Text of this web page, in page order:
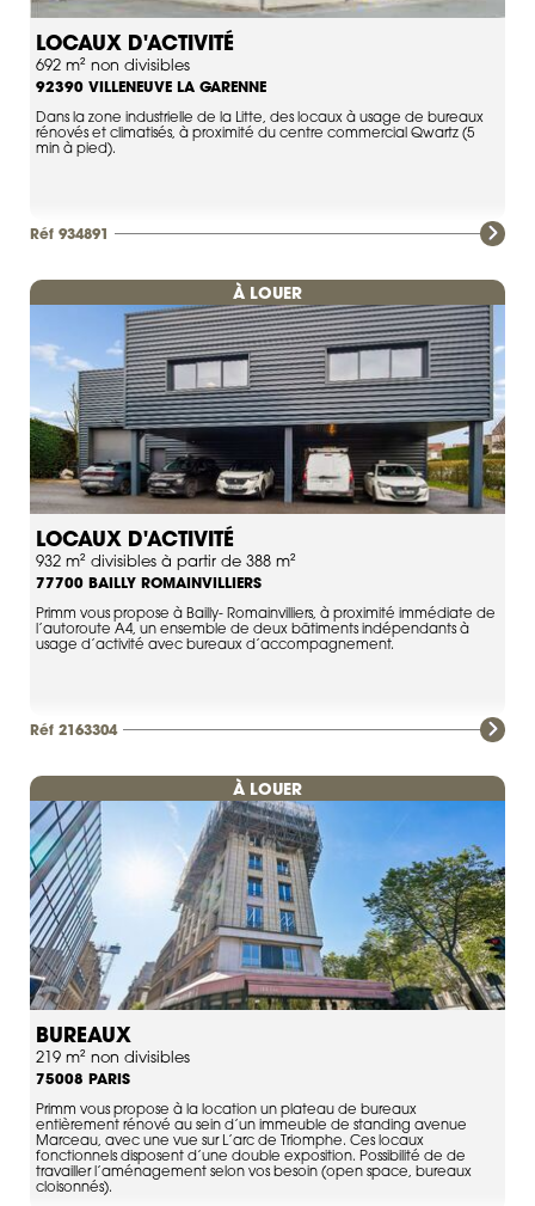
LOCAUX D'ACTIVITÉ
692 m² non divisibles
92390 VILLENEUVE LA GARENNE
Dans la zone industrielle de la Litte, des locaux à usage de bureaux
rénovés et climatisés, à proximité du centre commercial Qwartz (5
min à pied).
Réf 934891
À LOUER
LOCAUX D'ACTIVITÉ
932 m² divisibles à partir de 388 m²
77700 BAILLY ROMAINVILLIERS
Primm vous propose à Bailly- Romainvilliers, à proximité immédiate de
l’autoroute A4, un ensemble de deux bâtiments indépendants à
usage d’activité avec bureaux d’accompagnement.
Réf 2163304
À LOUER
BUREAUX
219 m² non divisibles
75008 PARIS
Primm vous propose à la location un plateau de bureaux
entièrement rénové au sein d’un immeuble de standing avenue
Marceau, avec une vue sur L’arc de Triomphe. Ces locaux
fonctionnels disposent d’une double exposition. Possibilité de de
travailler l’aménagement selon vos besoin (open space, bureaux
cloisonnés).